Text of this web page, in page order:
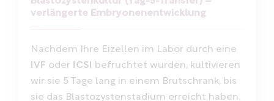
verlängerte Embryonenentwicklung
Nachdem Ihre Eizellen im Labor durch eine
IVF oder ICSI befruchtet wurden, kultivieren
wir sie 5 Tage lang in einem Brutschrank, bis
sie das Blastozystenstadium erreicht haben.